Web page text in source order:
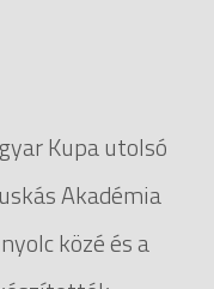
Kupa utolsó
Akadémia
közé és a